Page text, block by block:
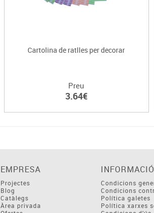
Cartolina de ratlles per decorar
Preu
3.64€
EMPRESA
Projectes
Blog
Catàlegs
Àrea privada
INFORMACIÓ
Condicions
Condicions
Política galetes
Política xarxes